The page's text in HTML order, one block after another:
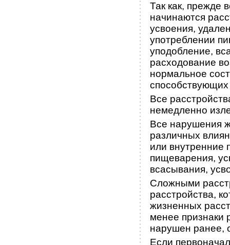
Так как, прежде
начинаются
усвоения,
употреблении
уподобление,
расходование
нормальное
способствующих
Все
немедленно
Все нарушения
различных
или внутренние
пищеварения,
всасывания,
Сложными
расстройства,
жизненных
менее признаки
нарушен ранее,
Если